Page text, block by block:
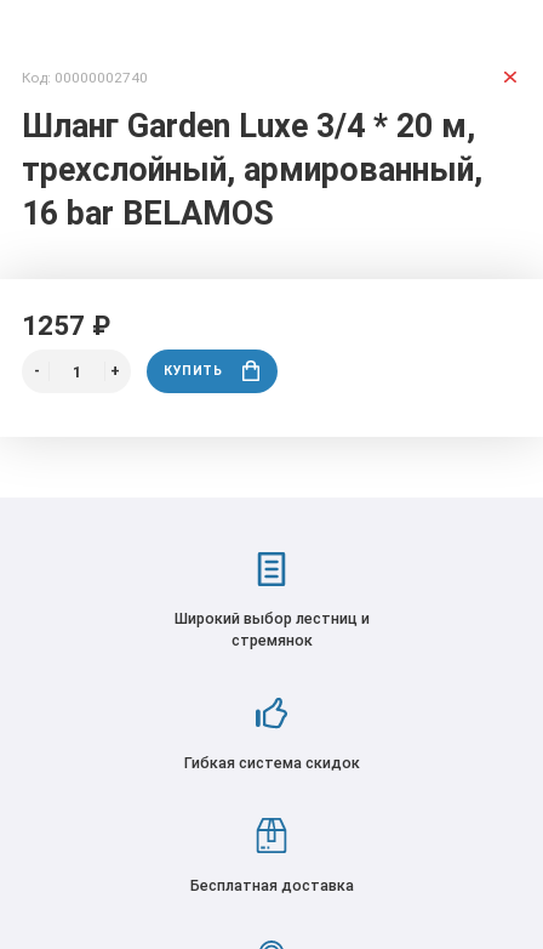
Код: 00000002740
Шланг Garden Luxe 3/4 * 20 м,
трехслойный, армированный,
16 bar BELAMOS
1257 ₽
КУПИТЬ
Широкий выбор лестниц и
стремянок
Гибкая система скидок
Бесплатная доставка